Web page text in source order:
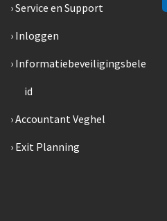
Service en Support
Inloggen
Informatiebeveiligingsbele
id
Accountant Veghel
Exit Planning